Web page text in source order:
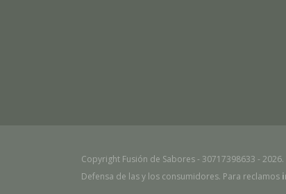
Copyright Fusión de Sabores - 30717398633 -
Defensa de las y los consumidores. Para reclamos